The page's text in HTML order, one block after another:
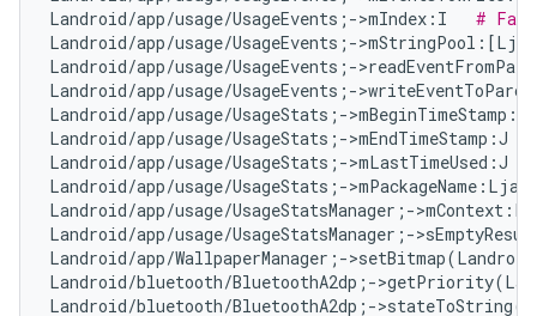
Landroid/app/usage/UsageEvents;->mIndex:I #
Landroid/app/usage/UsageEvents;-
Landroid/app/usage/UsageEvents;-
Landroid/app/usage/UsageEvents;-
Landroid/app/usage/UsageStats;-
Landroid/app/usage/UsageStats;->mEndTimeStamp:J
Landroid/app/usage/UsageStats;->mLastTimeUsed:J
Landroid/app/usage/UsageStats;-
Landroid/app/usage/UsageStatsManager;-
Landroid/app/usage/UsageStatsManager;-
Landroid/app/WallpaperManager;-
Landroid/bluetooth/BluetoothA2dp;-
Landroid/bluetooth/BluetoothA2dp;-